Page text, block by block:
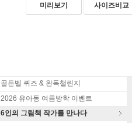
미리보기 사이즈비교
골든벨 퀴즈 & 완독챌린지
2026 유아동 여름방학 이벤트
6인의 그림책 작가를 만나다